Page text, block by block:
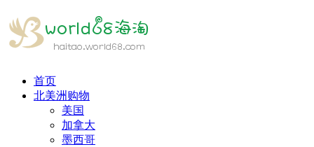
首页
北美洲购物
美国
加拿大
墨西哥